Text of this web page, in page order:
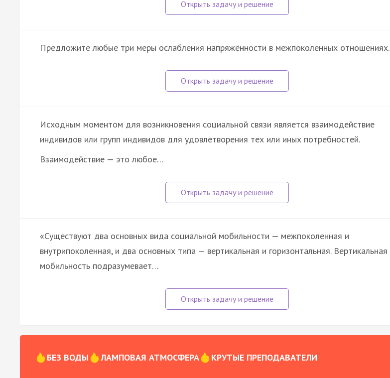
Предложите любые три меры ослабления напряжённости в межпоколенных отношениях.
Исходным моментом для возникновения социальной связи является взаимодействие
индивидов или групп индивидов для удовлетворения тех или иных потребностей.
Взаимодействие — это любое…
«Существуют два основных вида социальной мобильности — межпоколенная и
внутрипоколенная, и два основных типа — вертикальная и горизонтальная. Вертикальная
мобильность подразумевает…
БЕЗ ВОДЫ ЛАМПОВАЯ АТМОСФЕРА КРУТЫЕ ПРЕПОДАВАТЕЛИ